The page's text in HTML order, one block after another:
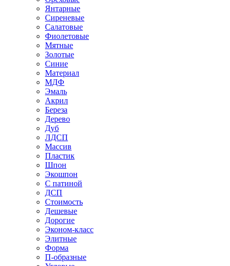
Янтарные
Сиреневые
Салатовые
Фиолетовые
Мятные
Золотые
Синие
Материал
МДФ
Эмаль
Акрил
Береза
Дерево
Дуб
ЛДСП
Массив
Пластик
Шпон
Экошпон
С патиной
ДСП
Стоимость
Дешевые
Дорогие
Эконом-класс
Элитные
Форма
П-образные